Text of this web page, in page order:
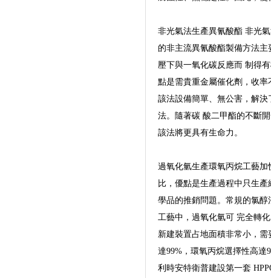
非光氣法生產異氰酸酯 非光
的非主流異氰酸酯製備方法
壓下與一氧化碳反應而 制得
點是需貴重金屬催化劑，收
該法設備簡單、無公害，解
法。隨著碳 酸二甲酯的不斷
該法將更具有生命力。
過氧化氫生產環氧丙烷工藝
比，優點是生產過程中只生
學品的推銷問題。常規的氯
工藝中，過氧化氫可 完全轉
新建裝置占地面積非常小，
達99%，環氧丙烷選擇性高達
利時安特衛普建設第一套